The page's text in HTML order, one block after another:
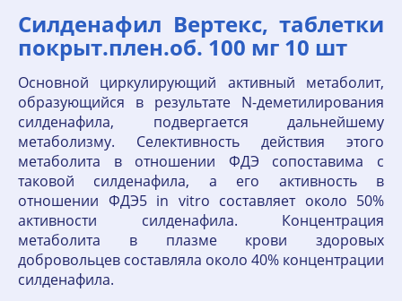
Силденафил Вертекс, таблетки
покрыт.плен.об. 100 мг 10 шт
Основной циркулирующий активный метаболит,
образующийся в результате N-деметилирования
силденафила, подвергается дальнейшему
метаболизму. Селективность действия этого
метаболита в отношении ФДЭ сопоставима с
таковой силденафила, а его активность в
отношении ФДЭ5 in vitro составляет около 50%
активности силденафила. Концентрация
метаболита в плазме крови здоровых
добровольцев составляла около 40% концентрации
силденафила.